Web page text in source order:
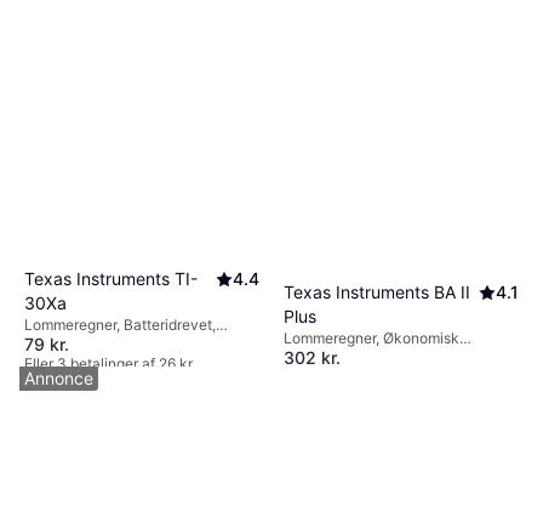
Texas Instruments TI-
30Xa
4.4
Lommeregner, Batteridrevet,
Ligningsløser, Statisk funktion,
Display: Monokrom, :
79 kr.
Eller 3 betalinger af 26 kr.
9+ butikker
Texas Instruments BA II
Plus
4.1
Lommeregner, Økonomisk
funktion, Batteridrevet, Display:
302 kr.
Annonce